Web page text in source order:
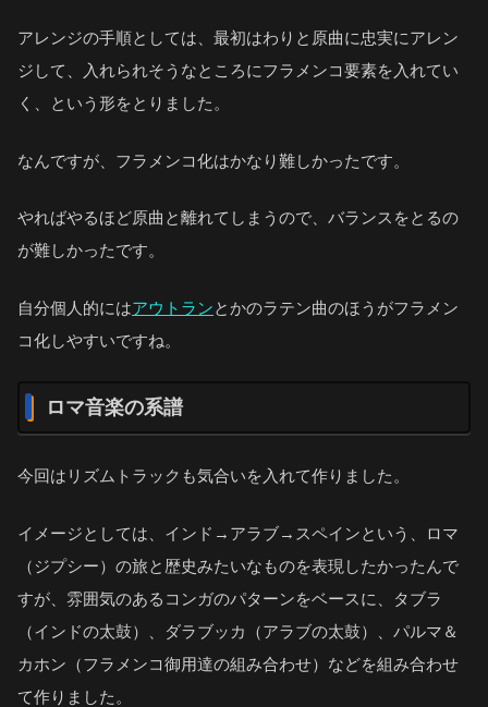
アレンジの手順としては、最初はわりと原曲に忠実にアレン
ジして、入れられそうなところにフラメンコ要素を入れてい
く、という形をとりました。
なんですが、フラメンコ化はかなり難しかったです。
やればやるほど原曲と離れてしまうので、バランスをとるの
が難しかったです。
自分個人的にはアウトランとかのラテン曲のほうがフラメン
コ化しやすいですね。
ロマ音楽の系譜
今回はリズムトラックも気合いを入れて作りました。
イメージとしては、インド→アラブ→スペインという、ロマ
（ジプシー）の旅と歴史みたいなものを表現したかったんで
すが、雰囲気のあるコンガのパターンをベースに、タブラ
（インドの太鼓）、ダラブッカ（アラブの太鼓）、パルマ＆
カホン（フラメンコ御用達の組み合わせ）などを組み合わせ
て作りました。